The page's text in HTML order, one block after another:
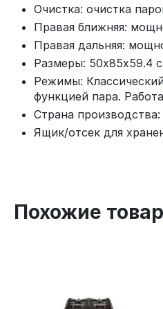
Очистка: очистка
Правая ближняя:
Правая дальняя:
Размеры: 50х85х59.4
Режимы:
функцией пара.
Страна
Ящик/отсек для
Похожие